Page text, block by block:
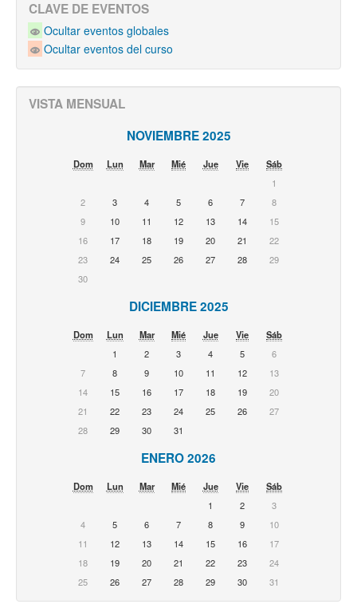
CLAVE DE EVENTOS
Ocultar eventos globales
Ocultar eventos del curso
VISTA MENSUAL
NOVIEMBRE 2025
Dom Lun Mar Mié Jue Vie
Sáb
1
2
3 4 5 6 7
8
9
10 11 12 13 14
15
16
17 18 19 20 21
22
23
24 25 26 27 28
29
30
DICIEMBRE 2025
Dom Lun Mar Mié Jue Vie
Sáb
1
2 3 4 5
6
7
8 9 10 11 12
13
14
15 16 17 18 19
20
21
22 23 24 25 26
27
28
29 30 31
ENERO 2026
Dom Lun Mar Mié Jue Vie
Sáb
1
2
3
4
5 6 7 8 9
10
11
12 13 14 15 16
17
18
19 20 21 22 23
24
25
26 27 28 29 30 31